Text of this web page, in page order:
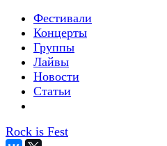
Фестивали
Концерты
Группы
Лайвы
Новости
Статьи
Rock is Fest